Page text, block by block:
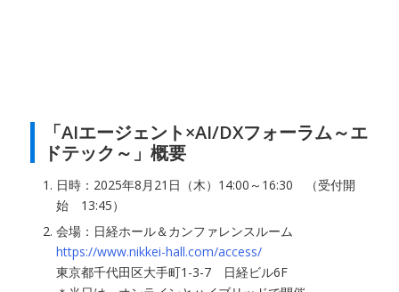
「AIエージェント×AI/DXフォーラム～エ
ドテック～」概要
日時：2025年8月21日（木）14:00～16:30 （受付開
始 13:45）
会場：日経ホール＆カンファレンスルーム
https://www.nikkei-hall.com/access/
東京都千代田区大手町1-3-7 日経ビル6F